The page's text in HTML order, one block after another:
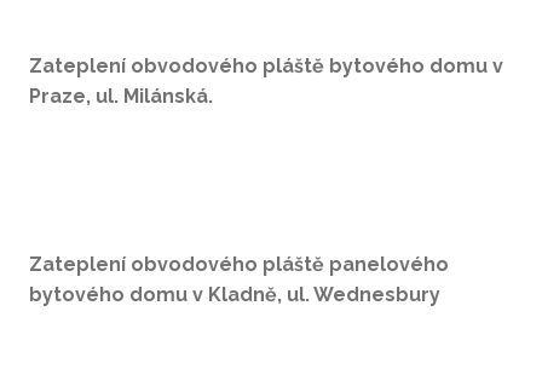
Zateplení obvodového pláště bytového domu v
Praze, ul. Milánská.
Zateplení obvodového pláště panelového
bytového domu v Kladně, ul. Wednesbury